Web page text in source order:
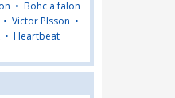
• Bohc a falon
• Victor Plsson •
• Heartbeat